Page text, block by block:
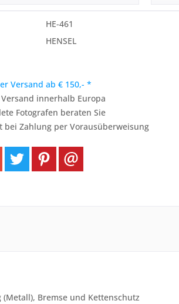
HE-461
HENSEL
Versand ab € 150,- *
innerhalb Europa
Fotografen beraten Sie
bei Zahlung per Vorausüberweisung
Bremse und Kettenschutz